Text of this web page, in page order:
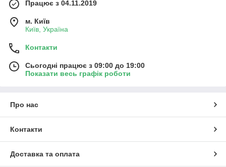
Працює з 04.11.2019
м. Київ
Київ, Україна
Контакти
Сьогодні працює з 09:00 до 19:00
Показати весь графік роботи
Про нас
Контакти
Доставка та оплата